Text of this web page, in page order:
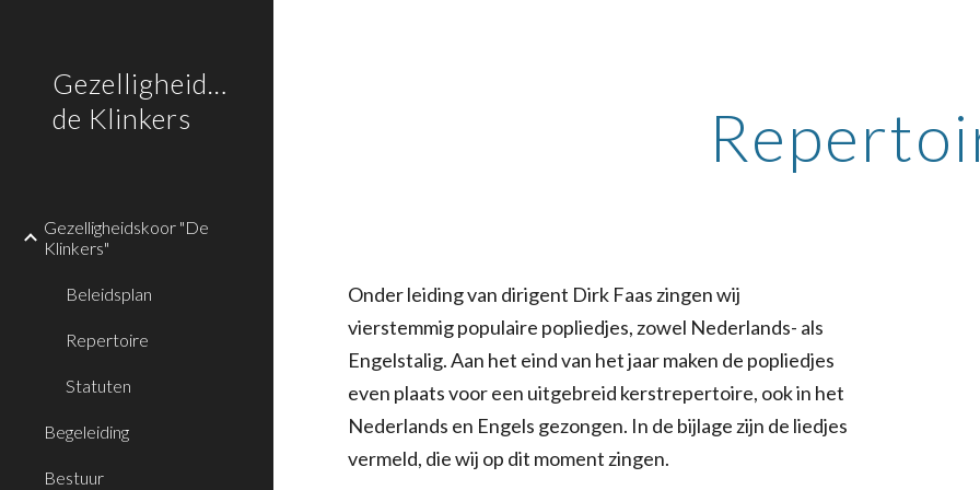
Gezelligheidskoor
de Klinkers
Gezelligheidskoor "De
Klinkers"
Beleidsplan
Repertoire
Statuten
Begeleiding
Bestuur
Onder leiding van dirigent Dirk Faas zingen wij
vierstemmig populaire popliedjes, zowel Nederlands- als
Engelstalig. Aan het eind van het jaar maken de popliedjes
even plaats voor een uitgebreid kerstrepertoire, ook in het
Nederlands en Engels gezongen. In de bijlage zijn de liedjes
vermeld, die wij op dit moment zingen.